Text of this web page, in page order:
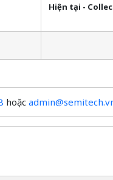
Hiện tại -
hoặc